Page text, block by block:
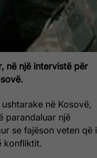
në një intervistë për
në Kosovë,
parandaluar një
se fajëson veten që i
konfliktit.